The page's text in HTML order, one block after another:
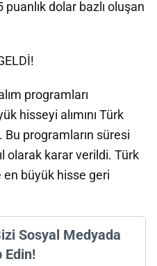
dolar bazlı oluşan
programları
hisseyi alımını Türk
Bu programların süresi
olarak karar verildi. Türk
en büyük hisse geri
Sosyal Medyada
Edin!